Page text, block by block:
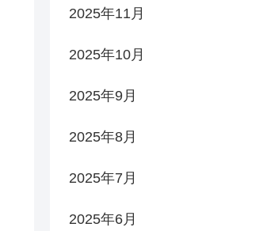
2025年11月
2025年10月
2025年9月
2025年8月
2025年7月
2025年6月